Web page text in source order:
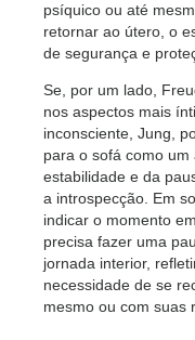
psíquico ou até
retornar ao útero, o
de segurança e
Se, por um lado,
nos aspectos mais
inconsciente, Jung,
para o sofá como um
estabilidade e da
a introspecção. Em
indicar o momento
precisa fazer uma
jornada interior,
necessidade de se
mesmo ou com suas